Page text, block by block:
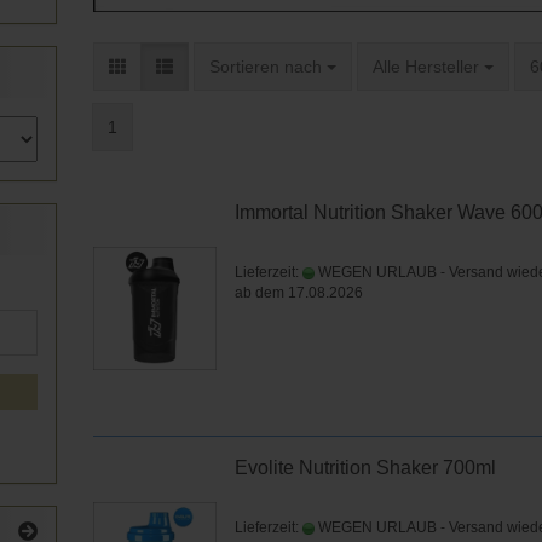
Sortieren nach
Sortieren nach Alle Hersteller
pro Seite
1
Immortal Nutrition Shaker Wave
Lieferzeit:
WEGEN URLAUB - Versand
ab dem 17.08.2026
Evolite Nutrition Shaker 700ml
Lieferzeit:
WEGEN URLAUB - Versand